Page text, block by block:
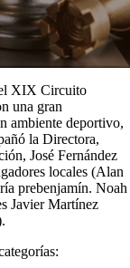
XIX Circuito
una gran
ambiente deportivo,
la Directora,
José Fernández
locales (Alan
prebenjamín. Noah
Javier Martínez